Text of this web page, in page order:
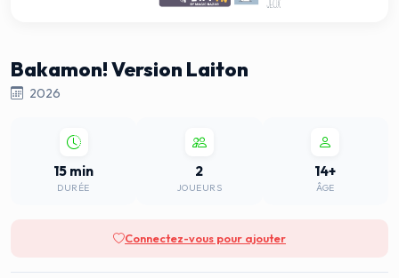
Bakamon! Version Laiton
2026
15 min
DURÉE
2
JOUEURS
14+
ÂGE
Connectez-vous pour ajouter